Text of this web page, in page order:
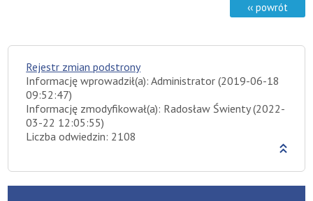
Rejestr zmian podstrony
Informację wprowadził(a): Administrator (2019-06-18
09:52:47)
Informację zmodyfikował(a): Radosław Świenty (2022-
03-22 12:05:55)
Liczba odwiedzin: 2108